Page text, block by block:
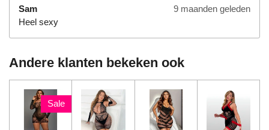
Sam
9 maanden geleden
Heel sexy
Andere klanten bekeken ook
Sale